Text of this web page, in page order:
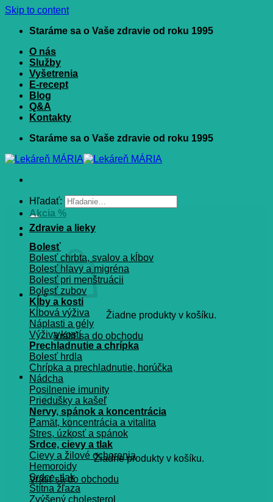
Skip to content
Staráme sa o Vaše zdravie od roku 1995
O nás
Služby
Vyšetrenia
E-recept
Blog
Q&A
Kontakty
Staráme sa o Vaše zdravie od roku 1995
Hľadať:
Žiadne produkty v košíku.
Vrátiť sa do obchodu
Košík
Žiadne produkty v košíku.
Vrátiť sa do obchodu
Akcia %
Zdravie a lieky
Bolesť
Bolesť chrbta, svalov a kĺbov
Bolesť hlavy a migréna
Bolesť pri menštruácii
Bolesť zubov
Kĺby a kosti
Kĺbová výživa
Náplasti a gély
Výživa kostí
Prechladnutie a chrípka
Bolesť hrdla
Chrípka a prechladnutie, horúčka
Nádcha
Posilnenie imunity
Priedušky a kašeľ
Nervy, spánok a koncentrácia
Pamät, koncentrácia a vitalita
Stres, úzkosť a spánok
Srdce, cievy a tlak
Cievy a žilové ochorenia
Hemoroidy
Srdce, tlak
Štítna žľaza
Zvýšený cholesterol